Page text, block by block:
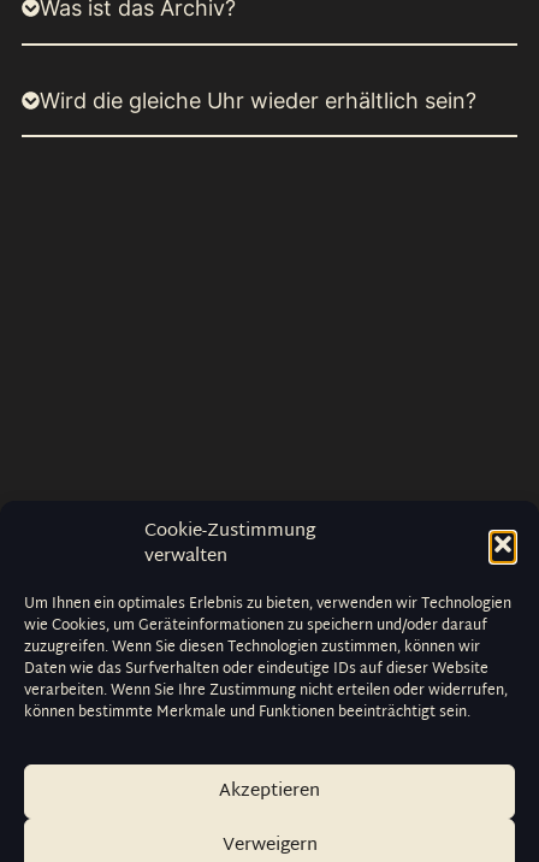
Cookie-Zustimmung
verwalten
Um Ihnen ein optimales Erlebnis zu bieten, verwenden wir Technologien
wie Cookies, um Geräteinformationen zu speichern und/oder darauf
zuzugreifen. Wenn Sie diesen Technologien zustimmen, können wir
Daten wie das Surfverhalten oder eindeutige IDs auf dieser Website
verarbeiten. Wenn Sie Ihre Zustimmung nicht erteilen oder widerrufen,
können bestimmte Merkmale und Funktionen beeinträchtigt sein.
Akzeptieren
Verweigern
Was ist das Archiv?
Wird die gleiche Uhr wieder erhältlich sein?